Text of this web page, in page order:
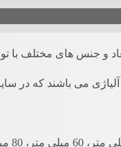
و جنس های مختلف با
می باشند که در